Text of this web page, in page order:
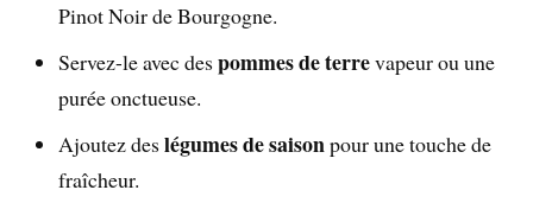
Pinot Noir de Bourgogne.
Servez-le avec despommes de terrevapeur ou une
purée onctueuse.
Ajoutez deslégumes de saisonpour une touche de
fraîcheur.